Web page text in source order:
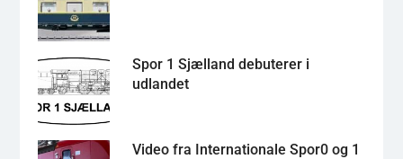
Spor 1 Sjælland debuterer i
udlandet
Video fra Internationale Spor0 og 1